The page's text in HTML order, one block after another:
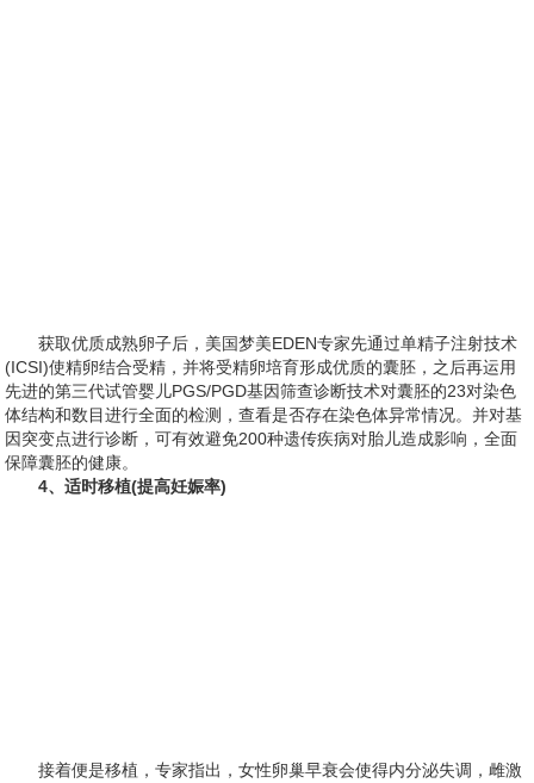
获取优质成熟卵子后，美国梦美EDEN专家先通过单精子注射技术
(ICSI)使精卵结合受精，并将受精卵培育形成优质的囊胚，之后再运用
先进的第三代试管婴儿PGS/PGD基因筛查诊断技术对囊胚的23对染色
体结构和数目进行全面的检测，查看是否存在染色体异常情况。并对基
因突变点进行诊断，可有效避免200种遗传疾病对胎儿造成影响，全面
保障囊胚的健康。
4、适时移植(提高妊娠率)
接着便是移植，专家指出，女性卵巢早衰会使得内分泌失调，雌激